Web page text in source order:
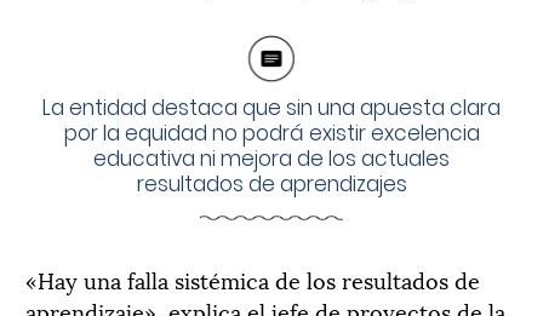
La entidad destaca que sin una apuesta clara
por la equidad no podrá existir excelencia
educativa ni mejora de los actuales
resultados de aprendizajes
«Hay una falla sistémica de los resultados de